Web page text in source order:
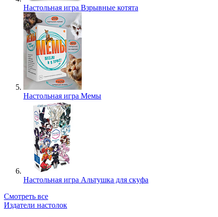
Настольная игра Взрывные котята
Настольная игра Мемы
Настольная игра Альтушка для скуфа
Смотреть все
Издатели настолок